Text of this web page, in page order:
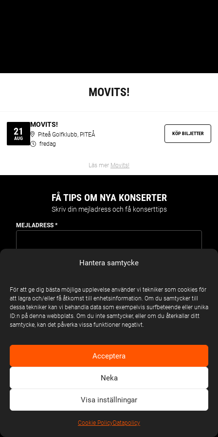
Hantera samtycke
För att ge dig bästa möjliga upplevelse använder vi tekniker som cookies för
att lagra och/eller få åtkomst till enhetsinformation. Om du samtycker till
dessa tekniker kan vi behandla data som exempelvis surfbeteende eller unika
ID:n på denna webbplats. Om du inte samtycker, eller om du återkallar ditt
samtycke, kan det påverka vissa funktioner negativt.
Acceptera
Neka
Visa inställningar
Cookie PolicyDatapolicy
MOVITS!
21
AUG
MOVITS!
Piteå Golfklubb, PITEÅ
fredag
KÖP BILJETTER
Läs mer Movits!
FÅ TIPS OM NYA KONSERTER
Skriv din mejladress och få konserttips
MEJLADRESS *
T
Y
C
K
E
Genom att fylla din mejladress och skicka in formuläret
dig i informations- och marknadsföringssyfte.Läs mer i vår
integritetspolicy.
Jag Gillar Livemusik!